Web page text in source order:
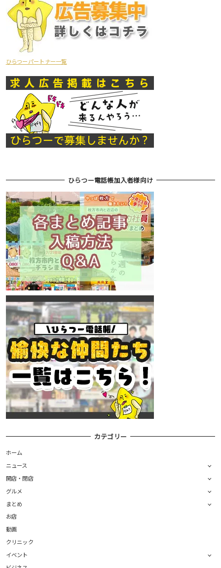
ひらつーパートナー一覧
ひらつー電話帳加入者様向け
カテゴリー
ホーム
ニュース
開店・閉店
グルメ
まとめ
お店
動画
クリニック
イベント